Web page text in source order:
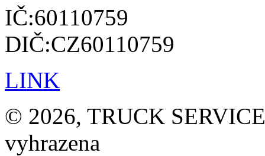
IČ:60110759
DIČ:CZ60110759
LINK
© 2026, TRUCK
vyhrazena